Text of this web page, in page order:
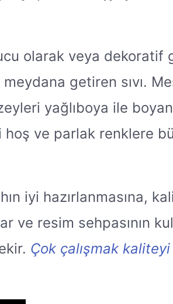
olarak veya dekoratif
getiren sıvı.
yağlıboya ile
ve parlak renklere
iyi hazırlanmasına,
resim sehpasının
Çok çalışmak